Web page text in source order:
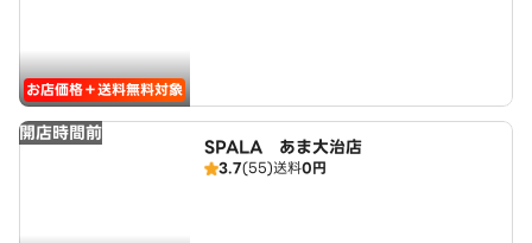
お店価格＋送料無料対象
開店時間前
SPALA あま大治店
3.7(55)送料0円